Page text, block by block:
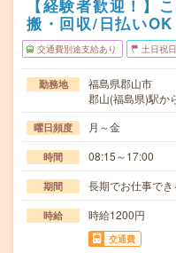
【経験者歓迎！】
搬・回収/日払いOK
交通費別途支給あり 土日祝
勤務地
福島県郡山市
郡山(福島県)駅か
曜日頻度 月～金
時間 08:15～17:00
期間 長期でお仕事でき
時給 時給1200円
交通費